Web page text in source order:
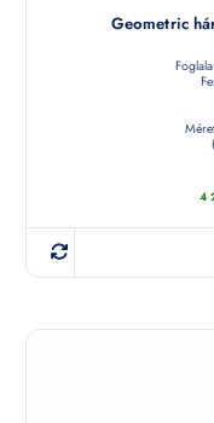
Geometric
4